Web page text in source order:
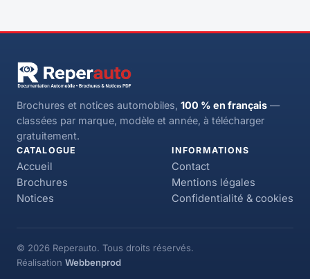
Brochures et notices automobiles, 100 % en français —
classées par marque, modèle et année, à télécharger
gratuitement.
CATALOGUE
Accueil
Brochures
Notices
INFORMATIONS
Contact
Mentions légales
Confidentialité & cookies
© 2026 Reperauto. Tous droits réservés.
Réalisation Webbenprod